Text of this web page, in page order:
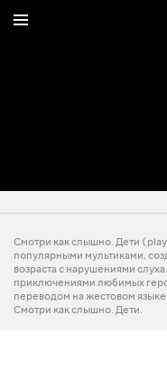
Смотри как слышно. Дети
популярными мультиками,
возраста с нарушениями
приключениями любимых
переводом на жестовом
Смотри как слышно. Дети.